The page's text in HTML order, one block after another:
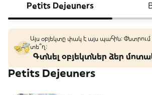
Petits Dejeuners
Այս օբյեկտը փակ է այս պահին:
տե՞ղ։
Գտնել օբյեկտներ ձեր
Petits Dejeuners